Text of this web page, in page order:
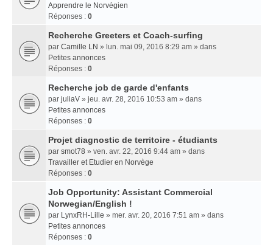
Apprendre le Norvégien
Réponses : 0
Recherche Greeters et Coach-surfing
par Camille LN » lun. mai 09, 2016 8:29 am » dans
Petites annonces
Réponses : 0
Recherche job de garde d'enfants
par juliaV » jeu. avr. 28, 2016 10:53 am » dans
Petites annonces
Réponses : 0
Projet diagnostic de territoire - étudiants
par smot78 » ven. avr. 22, 2016 9:44 am » dans
Travailler et Etudier en Norvège
Réponses : 0
Job Opportunity: Assistant Commercial
Norwegian/English !
par LynxRH-Lille » mer. avr. 20, 2016 7:51 am » dans
Petites annonces
Réponses : 0